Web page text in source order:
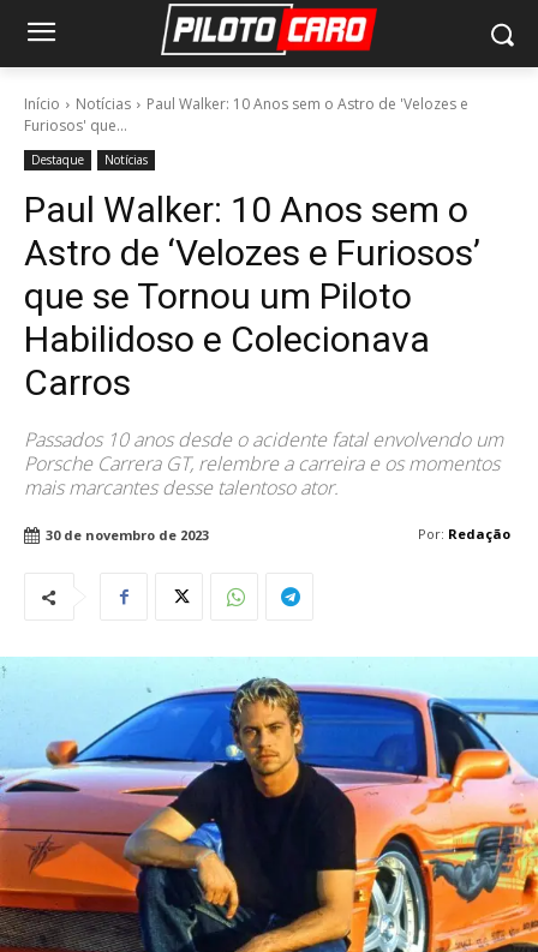
Início Notícias
Paul Walker: 10 Anos sem o Astro de 'Velozes e
Furiosos' que...
Destaque Notícias
Paul Walker: 10 Anos sem o
Astro de ‘Velozes e Furiosos’
que se Tornou um Piloto
Habilidoso e Colecionava
Carros
Passados 10 anos desde o acidente fatal envolvendo um
Porsche Carrera GT, relembre a carreira e os momentos
mais marcantes desse talentoso ator.
Por: Redação
30 de novembro de 2023